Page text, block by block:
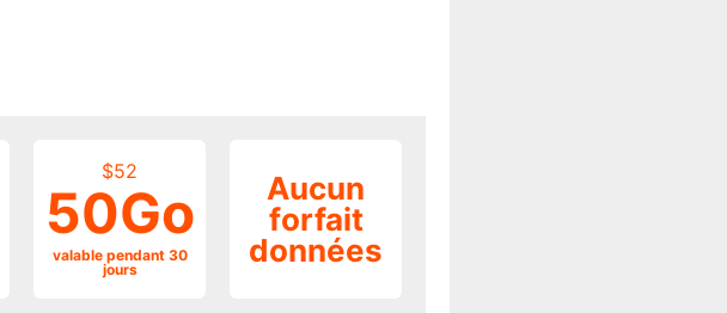
$52
50Go
valable pendant 30
jours
Aucun
forfait
données